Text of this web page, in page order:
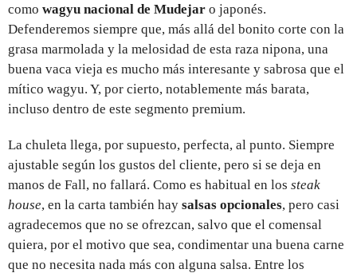
como wagyu nacional de Mudejar o japonés.
Defenderemos siempre que, más allá del bonito corte con la
grasa marmolada y la melosidad de esta raza nipona, una
buena vaca vieja es mucho más interesante y sabrosa que el
mítico wagyu. Y, por cierto, notablemente más barata,
incluso dentro de este segmento premium.
La chuleta llega, por supuesto, perfecta, al punto. Siempre
ajustable según los gustos del cliente, pero si se deja en
manos de Fall, no fallará. Como es habitual en los steak
house, en la carta también hay salsas opcionales, pero casi
agradecemos que no se ofrezcan, salvo que el comensal
quiera, por el motivo que sea, condimentar una buena carne
que no necesita nada más con alguna salsa. Entre los